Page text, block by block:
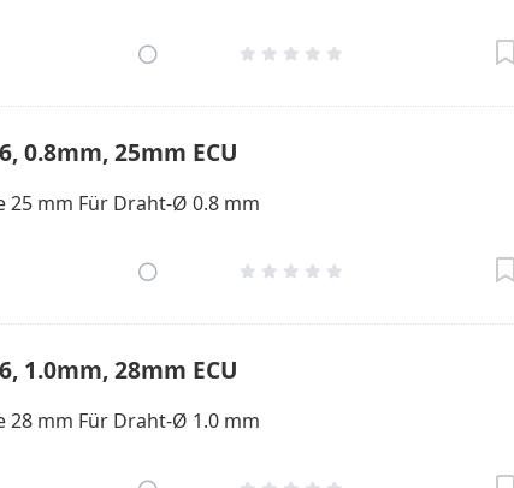
0.8mm, 25mm ECU
25 mm Für Draht-Ø 0.8 mm
1.0mm, 28mm ECU
28 mm Für Draht-Ø 1.0 mm